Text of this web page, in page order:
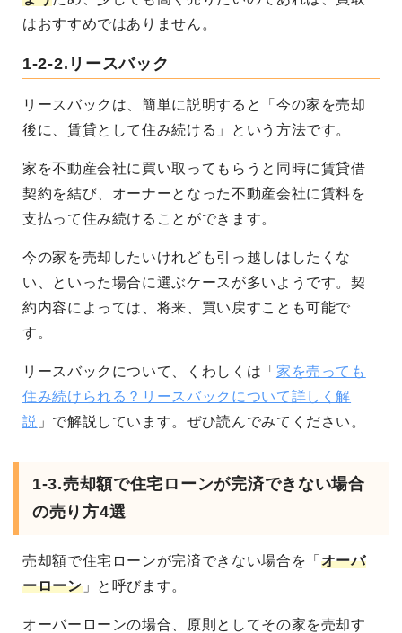
はおすすめではありません。
1-2-2.リースバック
リースバックは、簡単に説明すると「今の家を売却
後に、賃貸として住み続ける」という方法です。
家を不動産会社に買い取ってもらうと同時に賃貸借
契約を結び、オーナーとなった不動産会社に賃料を
支払って住み続けることができます。
今の家を売却したいけれども引っ越しはしたくな
い、といった場合に選ぶケースが多いようです。契
約内容によっては、将来、買い戻すことも可能で
す。
リースバックについて、くわしくは「 家を売っても
住み続けられる？リースバックについて詳しく解
説 」で解説しています。ぜひ読んでみてください。
1-3.売却額で住宅ローンが完済できない場合
の売り方4選
売却額で住宅ローンが完済できない場合を「 オーバ
ーローン」と呼びます。
オーバーローンの場合、原則としてその家を売却す